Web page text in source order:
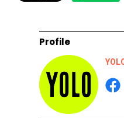
Profile